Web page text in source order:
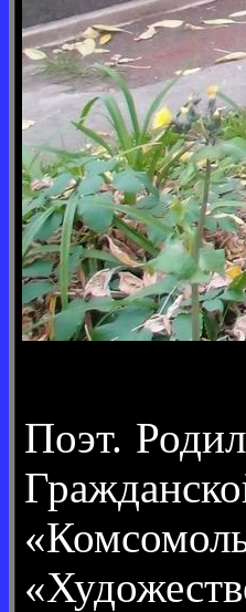
Поэт.